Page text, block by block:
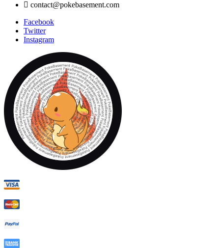
 contact@pokebasement.com
Facebook
Twitter
Instagram